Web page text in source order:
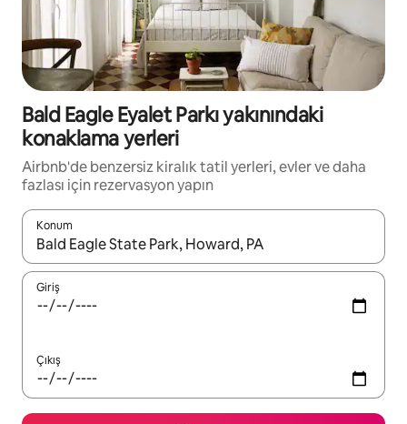
Bald Eagle Eyalet Parkı yakınındaki
konaklama yerleri
Airbnb'de benzersiz kiralık tatil yerleri, evler ve daha
fazlası için rezervasyon yapın
Konum
Sonuçlar kullanılabilir olduğunda yukarı ve aşağı oklarıyla
Giriş
Çıkış